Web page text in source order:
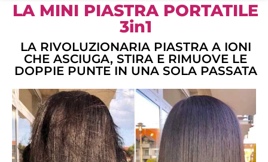
LA MINI PIASTRA PORTATILE
3in1
LA RIVOLUZIONARIA PIASTRA A IONI
CHE ASCIUGA, STIRA E RIMUOVE LE
DOPPIE PUNTE IN UNA SOLA PASSATA